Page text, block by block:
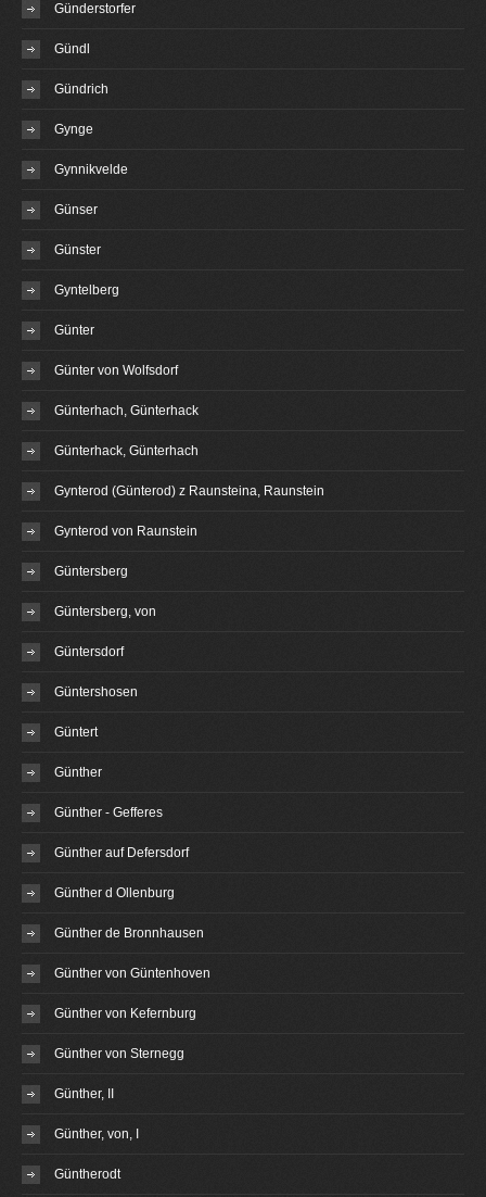
Günderstorfer
Gündl
Gündrich
Gynge
Gynnikvelde
Günser
Günster
Gyntelberg
Günter
Günter von Wolfsdorf
Günterhach, Günterhack
Günterhack, Günterhach
Gynterod (Günterod) z Raunsteina, Raunstein
Gynterod von Raunstein
Güntersberg
Güntersberg, von
Güntersdorf
Güntershosen
Güntert
Günther
Günther - Gefferes
Günther auf Defersdorf
Günther d Ollenburg
Günther de Bronnhausen
Günther von Güntenhoven
Günther von Kefernburg
Günther von Sternegg
Günther, II
Günther, von, I
Güntherodt